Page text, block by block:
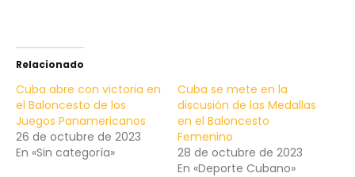
Relacionado
Cuba abre con victoria en
el Baloncesto de los
Juegos Panamericanos
26 de octubre de 2023
En «Sin categoría»
Cuba se mete en la
discusión de las Medallas
en el Baloncesto
Femenino
28 de octubre de 2023
En «Deporte Cubano»